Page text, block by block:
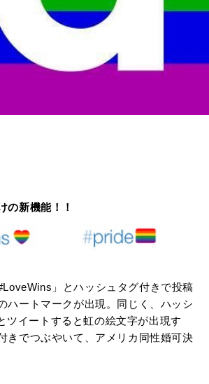
の新機能！！
」とハッシュタグ付きで投稿
ハートマークが出現。同じく、ハッシ
ツイートすると虹の絵文字が出現す
きでつぶやいて、アメリカ同性婚可決